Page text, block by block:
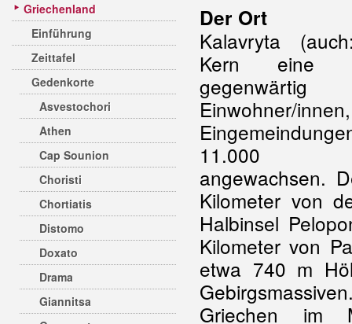
Griechenland
Einführung
Zeittafel
Gedenkorte
Asvestochori
Athen
Cap Sounion
Choristi
Chortiatis
Distomo
Doxato
Drama
Giannitsa
Der Ort
Kalavryta
Kern eine
Einwohner/
11.000
angewachsen.
Kilometer von
Halbinsel
Kilometer von
etwa 740 m
Griechen im